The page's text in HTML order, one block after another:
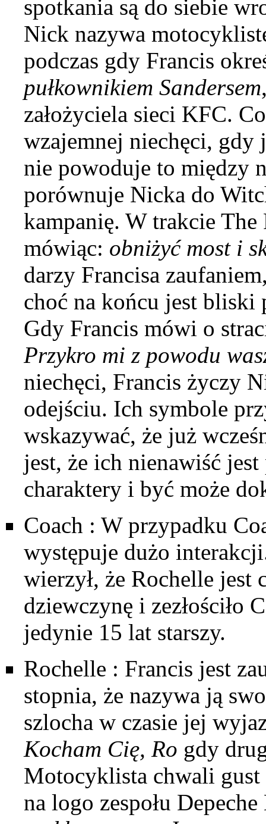
spotkania są do siebie
Nick nazywa
podczas gdy Francis
pułkownikiem Sandersem
założyciela sieci KFC.
wzajemnej niechęci,
nie powoduje to między
porównuje Nicka do
kampanię. W trakcie The
mówiąc: obniżyć most i
darzy Francisa
choć na końcu jest
Gdy Francis mówi o
Przykro mi z powodu
niechęci, Francis życzy
odejściu. Ich symbole
wskazywać, że już
jest, że ich nienawiść
charaktery i być może
Coach : W przypadku
występuje dużo
wierzył, że Rochelle jest
dziewczynę i zezłościło
jedynie 15 lat starszy.
Rochelle : Francis jest
stopnia, że nazywa ją
szlocha w czasie jej
Kocham Cię, Ro gdy
Motocyklista chwali gust
na logo zespołu